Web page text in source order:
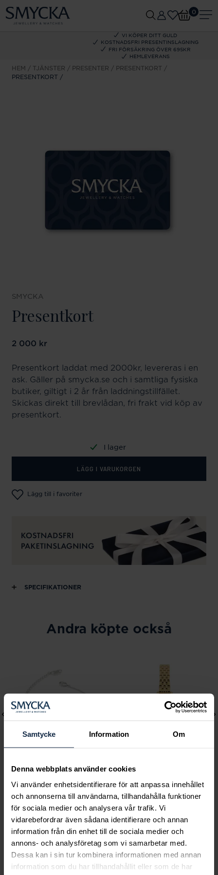
Samtycke Information Om
Denna webbplats använder cookies
Vi använder enhetsidentifierare för att anpassa innehållet
och annonserna till användarna, tillhandahålla funktioner
för sociala medier och analysera vår trafik. Vi
vidarebefordrar även sådana identifierare och annan
information från din enhet till de sociala medier och
annons- och analysföretag som vi samarbetar med.
Dessa kan i sin tur kombinera informationen med annan
information som du har tillhandahållit eller som de har
VI KÖPER DITT GULD
KOSTNADSFRI PRESENTINSLAGNING
FRI FÖRSÄKRING ÖVER 695KR
HEMLEVERANS
0
HEM TJÄNSTER PRESENTER
PRESENTKORT
PRESENTKORT
SMYCKA
Presentkort
Pris:2 000 kr
2 000 kr
Presentkort laddat med 2000kr, levereras i en
ask. Gäller på smycka.se och i samtliga fysiska
butiker, giltigt i 2 år från laddningstillfället.
Skickas direkt till brevlådan, fri frakt vid köp av
presentkort.
I lager
LÄGG I VARUKORGEN
Lägg till i favoriter
SPECIFIKATIONER
Andra köpte också
Lily and Rose
Emily pearl bracelet -
Ivory
Pris:349 kr
349 kr
Mockberg
Timeless Petite Watch
Pris: 1 999 kr
1 999 kr
Smycka tar ansvar för ett hållbart